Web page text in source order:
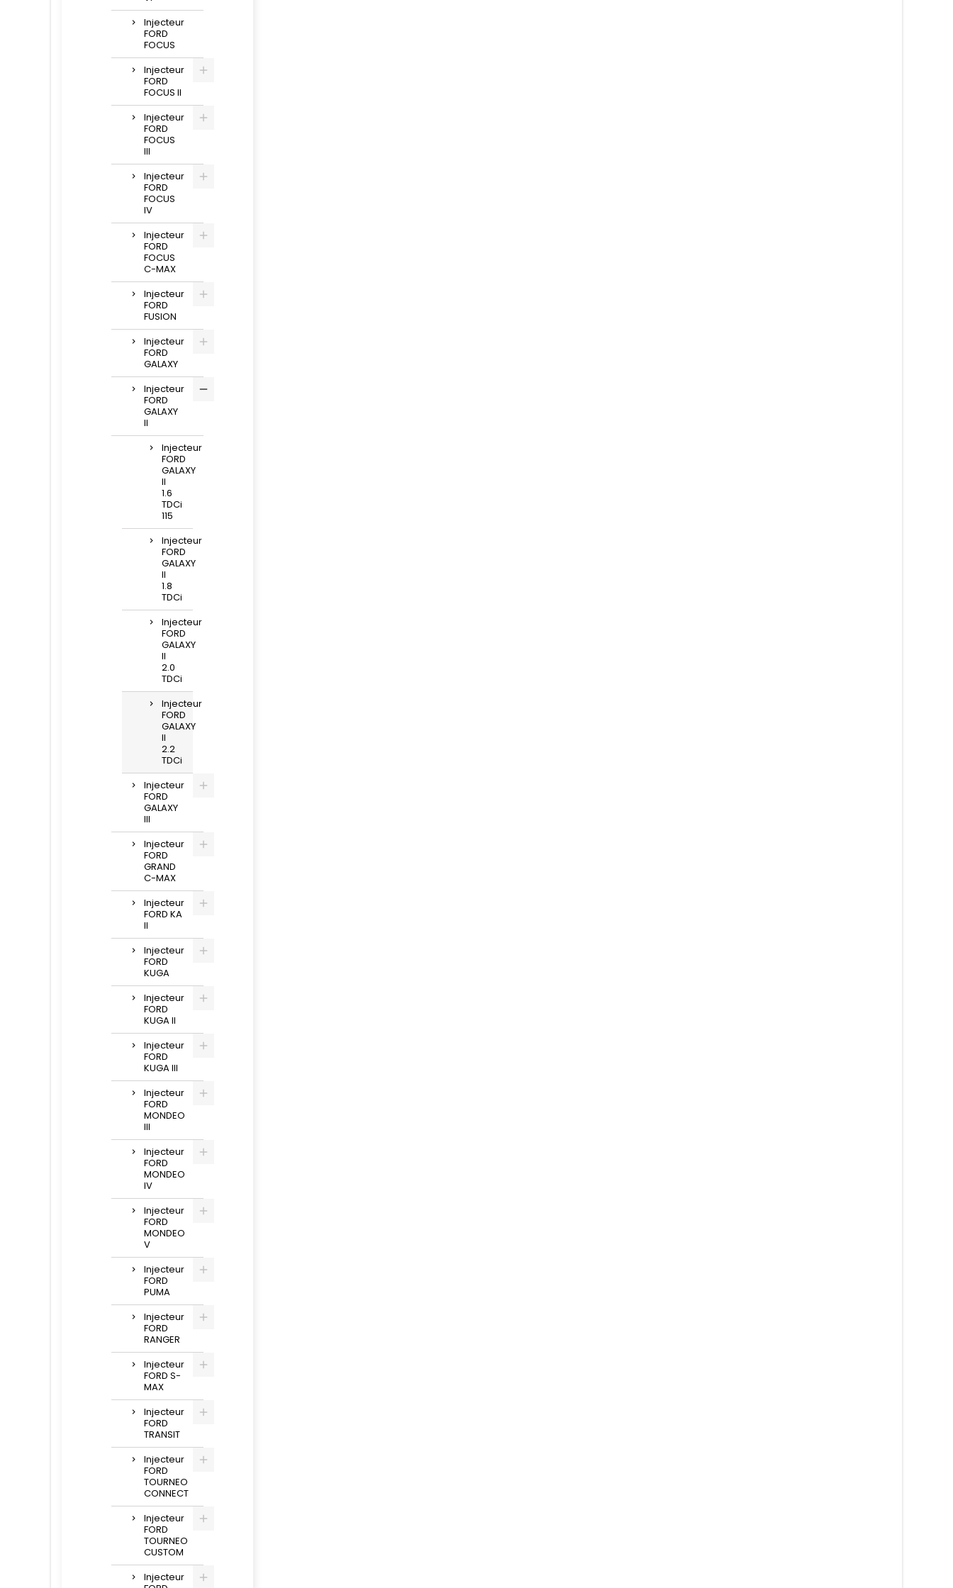
Injecteur
FORD
FOCUS
Injecteur
FORD
FOCUS II
Injecteur
FORD
FOCUS
III
Injecteur
FORD
FOCUS
IV
Injecteur
FORD
FOCUS
C-MAX
Injecteur
FORD
FUSION
Injecteur
FORD
GALAXY
Injecteur
FORD
GALAXY
II
Injecteur
FORD
GALAXY
II
1.6
TDCi
115
Injecteur
FORD
GALAXY
II
1.8
TDCi
Injecteur
FORD
GALAXY
II
2.0
TDCi
Injecteur
FORD
GALAXY
II
2.2
TDCi
Injecteur
FORD
GALAXY
III
Injecteur
FORD
GRAND
C-MAX
Injecteur
FORD KA
II
Injecteur
FORD
KUGA
Injecteur
FORD
KUGA II
Injecteur
FORD
KUGA III
Injecteur
FORD
MONDEO
III
Injecteur
FORD
MONDEO
IV
Injecteur
FORD
MONDEO
V
Injecteur
FORD
PUMA
Injecteur
FORD
RANGER
Injecteur
FORD S-
MAX
Injecteur
FORD
TRANSIT
Injecteur
FORD
TOURNEO
CONNECT
Injecteur
FORD
TOURNEO
CUSTOM
Injecteur